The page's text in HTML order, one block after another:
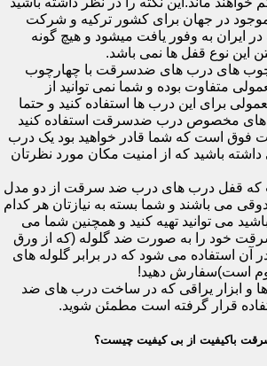
در جهان برای کشور ترکیه و شرکت
ایران به وفور یافت میشود و هیچ گونه
این نوع قفل ها نمی باشد.
های درب های ضدسرقت با چهارچوب
متفاوت بوده و شما نمی توانید از
برای این درب ها استفاده کنید و حتما
های مخصوص درب ضدسرقت استفاده کنید
فوق است که شما قادر خواهید بود یک درب
باشید که از امنیت مکان مورد نظرتان
که قفل درب های درب ضد سرقت از دو مدل
می باشند و شما بسته به نیازتان هر کدام
می توانید تهیه کنید و همچنین شما می
خود را به صورت ضد گلوله (که از ورق
آن استفاده می شود که در برابر گلوله های
است)سفارش دهید!
و ابزار یراقی که در ساخت درب های ضد
قرار گرفته است مطمئن شوید.
باکیفیت از بی کیفیت چیست؟